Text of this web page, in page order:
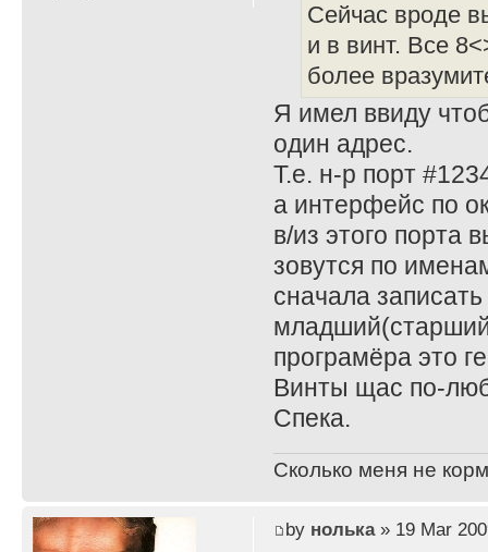
Сейчас вроде
и в винт. Все
более
Я имел ввиду
один адрес.
Т.е. н-р порт
а интерфейс по
в/из этого порта
зовутся по
сначала
програмёра это
Винты щас по-
Спека.
Сколько меня не
by нолька» 19 Mar